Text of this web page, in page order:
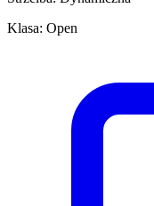
Klasa: Open